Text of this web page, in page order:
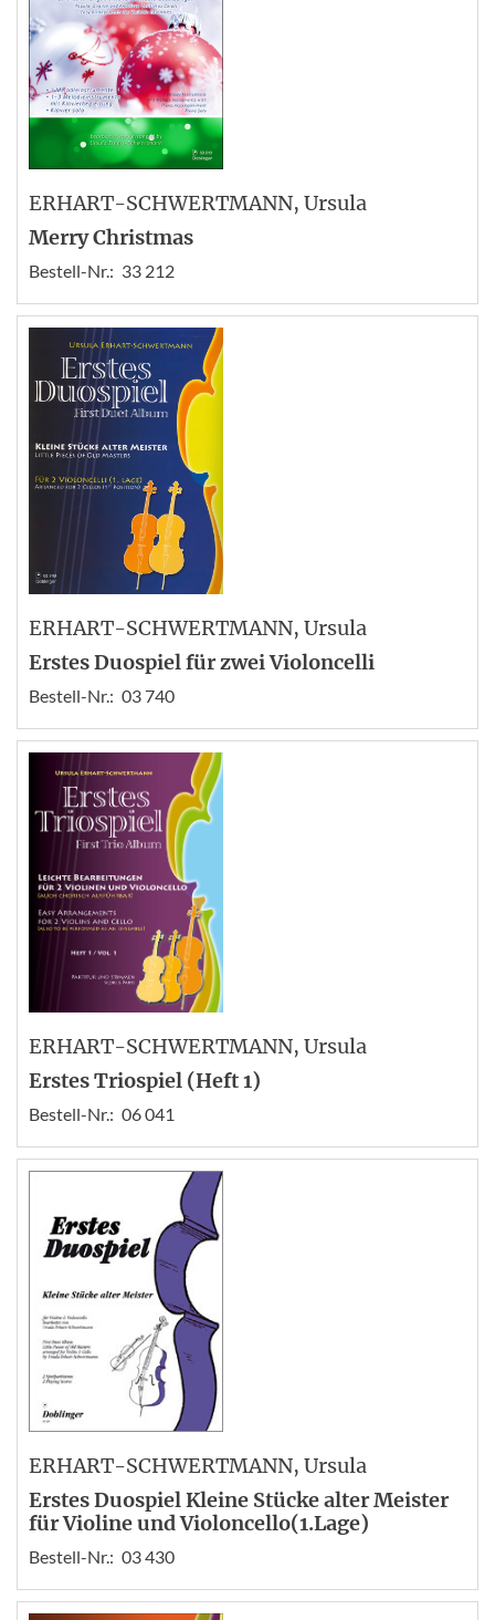
ERHART-SCHWERTMANN, Ursula
Merry Christmas
Bestell-Nr.: 33 212
ERHART-SCHWERTMANN, Ursula
Erstes Duospiel für zwei Violoncelli
Bestell-Nr.: 03 740
ERHART-SCHWERTMANN, Ursula
Erstes Triospiel (Heft 1)
Bestell-Nr.: 06 041
ERHART-SCHWERTMANN, Ursula
Erstes Duospiel Kleine Stücke alter Meister
für Violine und Violoncello(1.Lage)
Bestell-Nr.: 03 430